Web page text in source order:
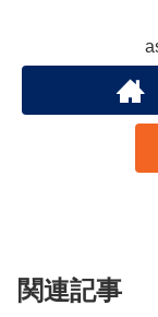
関連記事